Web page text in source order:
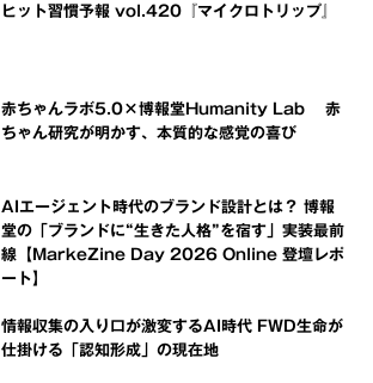
ヒット習慣予報 vol.420『マイクロトリップ』
赤ちゃんラボ5.0×博報堂Humanity Lab 赤
ちゃん研究が明かす、本質的な感覚の喜び
AIエージェント時代のブランド設計とは？ 博報
堂の「ブランドに“生きた人格”を宿す」実装最前
線【MarkeZine Day 2026 Online 登壇レポ
ート】
情報収集の入り口が激変するAI時代 FWD生命が
仕掛ける「認知形成」の現在地